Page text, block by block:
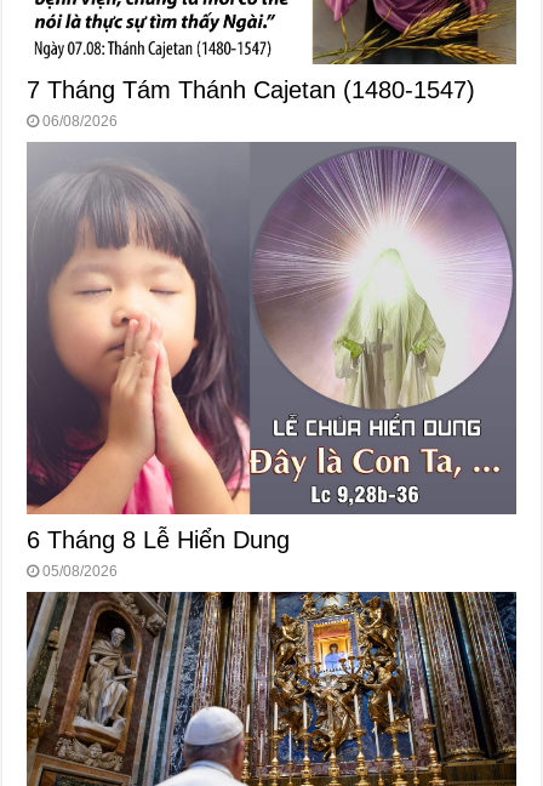
7 Tháng Tám Thánh Cajetan (1480-1547)
06/08/2026
6 Tháng 8 Lễ Hiển Dung
05/08/2026